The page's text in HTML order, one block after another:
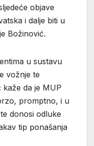
objave
i dalje biti u
Božinović.
u sustavu
vožnje te
da je MUP
promptno, i u
donosi odluke
tip ponašanja